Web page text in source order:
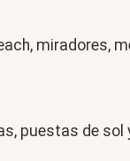
miradores,
puestas de sol